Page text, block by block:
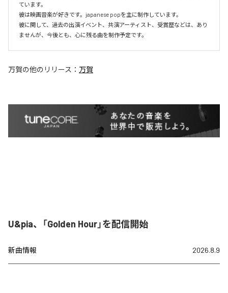
ています。
彼は映画音楽が好きです。japanese popを主に制作しています。
彼に関して、過去の出演イベント、共演アーティスト、受賞歴などは、あり
ませんが、今後とも、心に残る曲を制作予定です。
万賀の他のリリース： 万賀
U&pia、「Golden Hour」を配信開始
新曲情報 2026.8.9